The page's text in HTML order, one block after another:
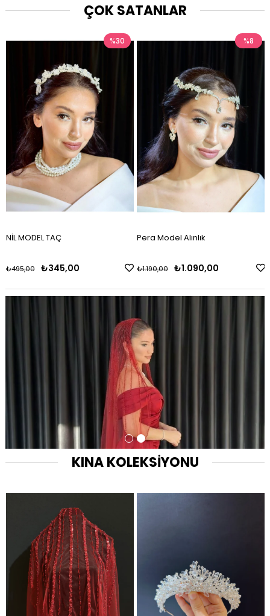
ÇOK SATANLAR
NİL MODEL TAÇ
₺345,00
₺495,00
%30
Pera Model Alınlık
₺1.090,00
₺1.190,00
%8
KINA KOLEKSİYONU